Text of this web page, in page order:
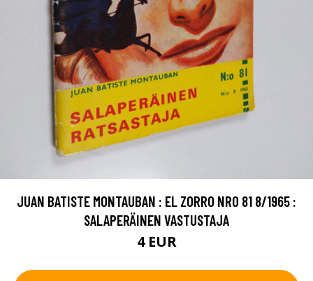
JUAN BATISTE MONTAUBAN : EL ZORRO NRO 81 8/1965 :
SALAPERÄINEN VASTUSTAJA
4 EUR